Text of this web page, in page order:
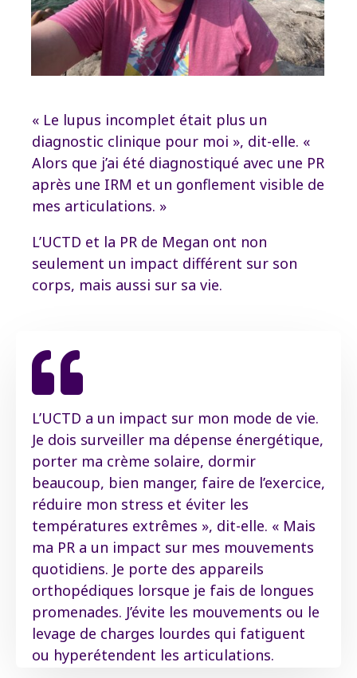
« Le lupus incomplet était plus un
diagnostic clinique pour moi », dit-elle. «
Alors que j’ai été diagnostiqué avec une PR
après une IRM et un gonflement visible de
mes articulations. »
L’UCTD et la PR de Megan ont non
seulement un impact différent sur son
corps, mais aussi sur sa vie.

L’UCTD a un impact sur mon mode de vie.
Je dois surveiller ma dépense énergétique,
porter ma crème solaire, dormir
beaucoup, bien manger, faire de l’exercice,
réduire mon stress et éviter les
températures extrêmes », dit-elle. « Mais
ma PR a un impact sur mes mouvements
quotidiens. Je porte des appareils
orthopédiques lorsque je fais de longues
promenades. J’évite les mouvements ou le
levage de charges lourdes qui fatiguent
ou hyperétendent les articulations.